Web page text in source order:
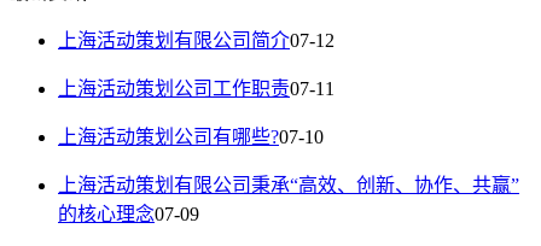
上海活动策划有限公司简介07-12
上海活动策划公司工作职责07-11
上海活动策划公司有哪些?07-10
上海活动策划有限公司秉承“高效、创新、协作、共赢”
的核心理念07-09